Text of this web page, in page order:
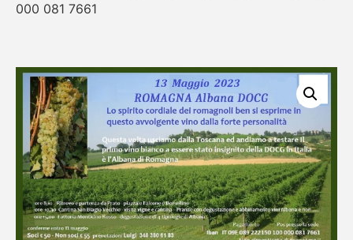
000 081 7661